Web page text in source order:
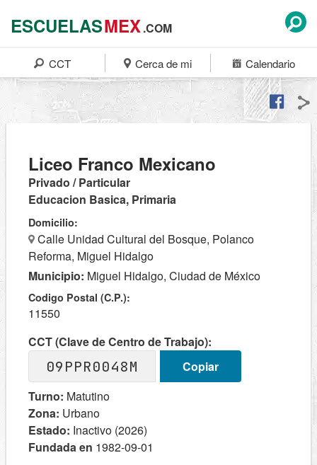
ESCUELASMEX.COM
CCT Cerca de mi Calendario
Liceo Franco Mexicano
Privado / Particular
Educacion Basica, Primaria
Domicilio:
Calle Unidad Cultural del Bosque, Polanco
Reforma, Miguel Hidalgo
Municipio: Miguel Hidalgo, Ciudad de México
Codigo Postal (C.P.):
11550
CCT (Clave de Centro de Trabajo):
09PPR0048M
Copiar
Turno: Matutino
Zona: Urbano
Estado: Inactivo (2026)
Fundada en 1982-09-01